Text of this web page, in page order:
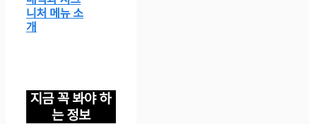
니처 메뉴 소
개
지금 꼭 봐야 하
는 정보